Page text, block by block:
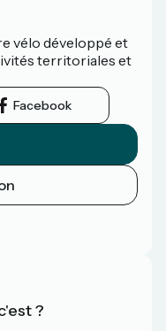
vélo développé et
territoriales et
Facebook
?